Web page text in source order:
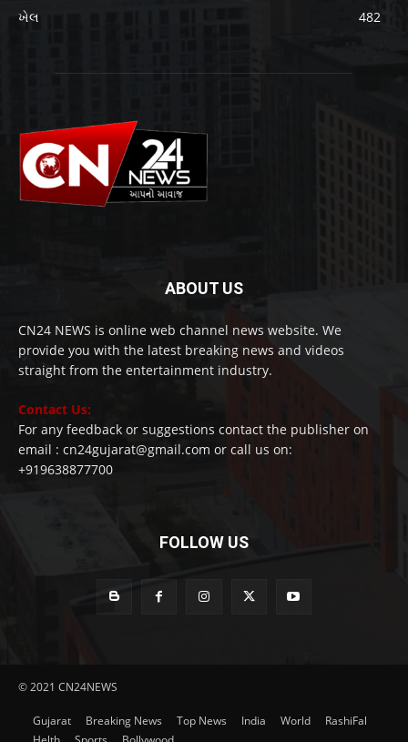
ખેલ
482
ABOUT US
CN24 NEWS is online web channel news website. We
provide you with the latest breaking news and videos
straight from the entertainment industry.
Contact Us:
For any feedback or suggestions contact the publisher on
email : cn24gujarat@gmail.com or call us on:
+919638877700
FOLLOW US
© 2021 CN24NEWS
Gujarat Breaking News Top News India World
RashiFal